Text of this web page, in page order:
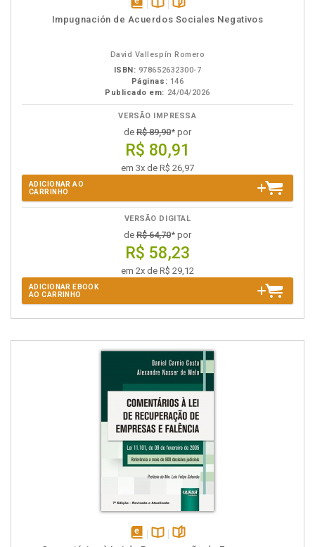
disponívelDisponível
páginas
Impugnación de Acuerdos Sociales Negativos
David Vallespín Romero
ISBN: 978652632300-7
Páginas: 146
Publicado em: 24/04/2026
VERSÃO IMPRESSA
de R$ 89,90* por
R$ 80,91
em 3x de R$ 26,97
ADICIONAR AO
CARRINHO
VERSÃO DIGITAL
de R$ 64,70* por
R$ 58,23
em 2x de R$ 29,12
ADICIONAR EBOOK
AO CARRINHO